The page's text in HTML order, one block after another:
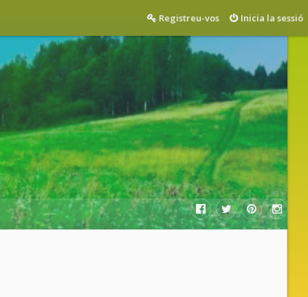
Inicia la sessió
Registreu-vos